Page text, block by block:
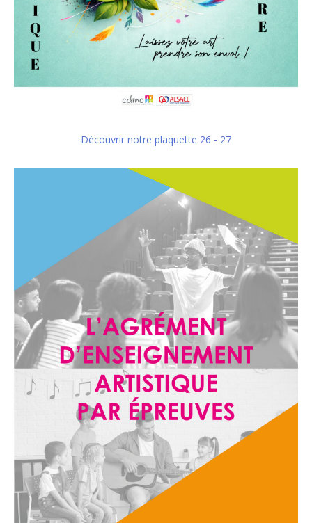
Découvrir notre plaquette 26 - 27